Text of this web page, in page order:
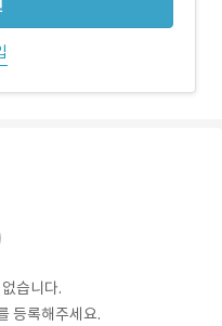
습니다.
등록해주세요.